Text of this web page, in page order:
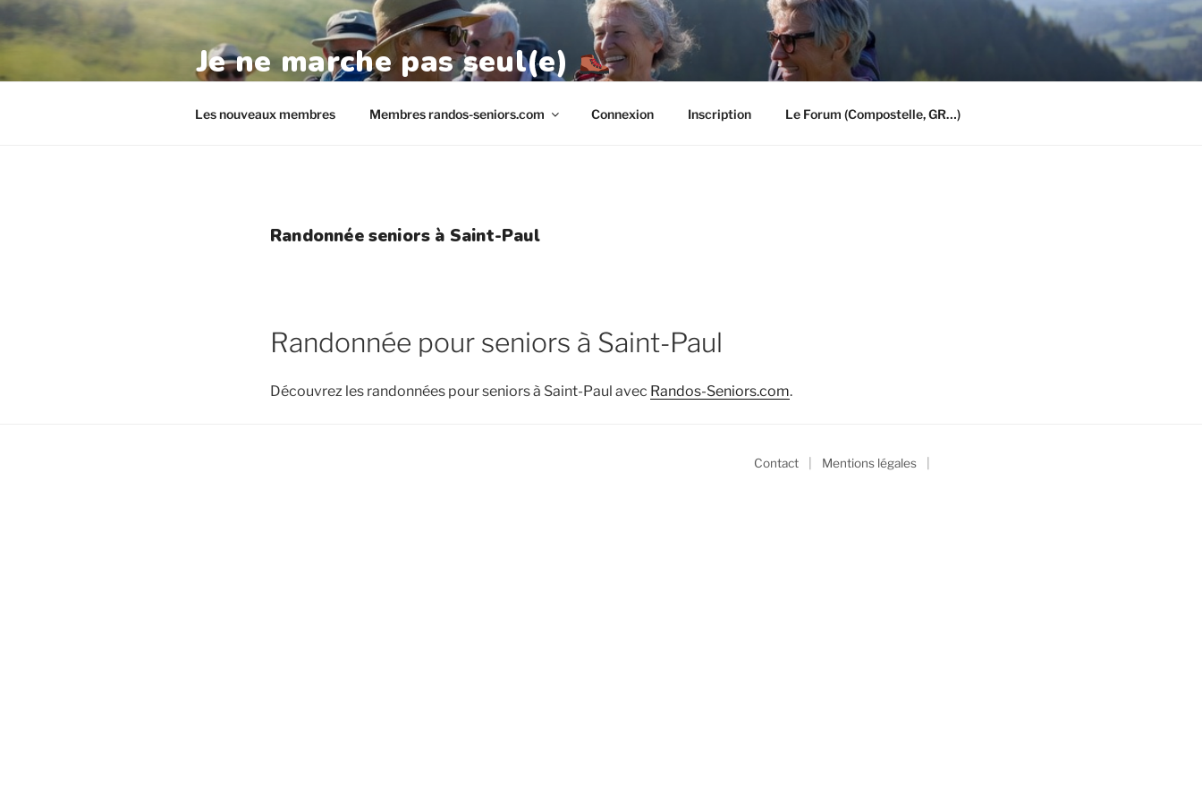
Aller
au
principal
Je ne marche pas seul(e)
Les nouveaux membres Membres randos-seniors.com Connexion Inscription Le Forum (Compostelle, GR…)
Randonnée seniors à Saint-Paul
Randonnée pour seniors à Saint-Paul
Découvrez les randonnées pour seniors à Saint-Paul avec Randos-Seniors.com.
Contact Mentions légales